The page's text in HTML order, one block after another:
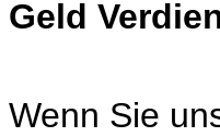
Geld
Wenn Sie